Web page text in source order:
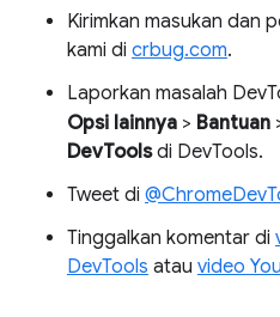
Kirimkan masukan dan
kami di crbug.com.
Laporkan masalah
Opsi lainnya > Bantuan
DevToolsdi DevTools.
Tweet di
Tinggalkan komentar di
DevTools atau video